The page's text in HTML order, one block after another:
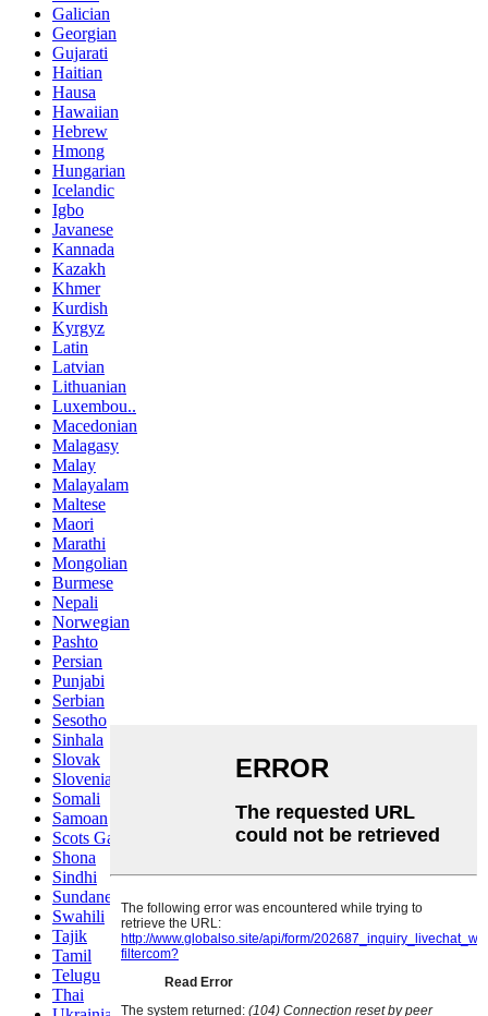
Galician
Georgian
Gujarati
Haitian
Hausa
Hawaiian
Hebrew
Hmong
Hungarian
Icelandic
Igbo
Javanese
Kannada
Kazakh
Khmer
Kurdish
Kyrgyz
Latin
Latvian
Lithuanian
Luxembou..
Macedonian
Malagasy
Malay
Malayalam
Maltese
Maori
Marathi
Mongolian
Burmese
Nepali
Norwegian
Pashto
Persian
Punjabi
Serbian
Sesotho
Sinhala
Slovak
Slovenian
Somali
Samoan
Scots Gaelic
Shona
Sindhi
Sundanese
Swahili
Tajik
Tamil
Telugu
Thai